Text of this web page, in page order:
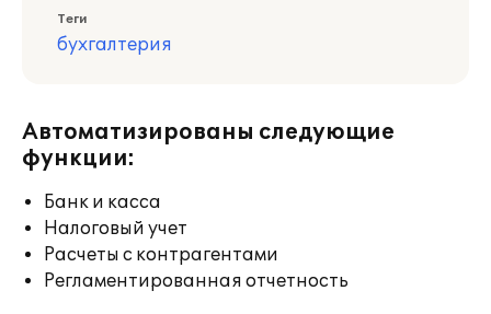
Теги
бухгалтерия
Автоматизированы следующие
функции:
Банк и касса
Налоговый учет
Расчеты с контрагентами
Регламентированная отчетность